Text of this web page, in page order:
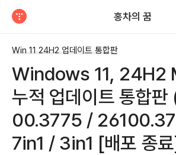
홍차의 꿈
Win 11 24H2 업데이트 통합판
Windows 11, 24H2
누적 업데이트 통합판
00.3775 /
7in1 / 3in1 [배포 종